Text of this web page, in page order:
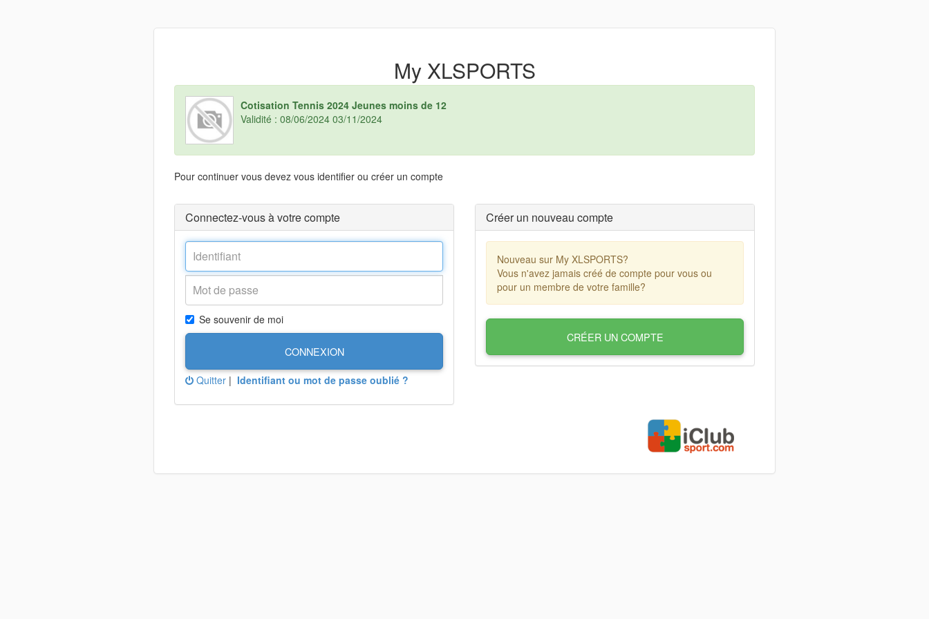
My XLSPORTS
Cotisation Tennis 2024 Jeunes moins de 12
Validité : 08/06/2024 03/11/2024
Pour continuer vous devez vous identifier ou créer un compte
Connectez-vous à votre compte
Se souvenir de moi
CONNEXION
Quitter | Identifiant ou mot de passe oublié ?
Créer un nouveau compte
Nouveau sur My XLSPORTS?
Vous n'avez jamais créé de compte pour vous ou
pour un membre de votre famille?
CRÉER UN COMPTE